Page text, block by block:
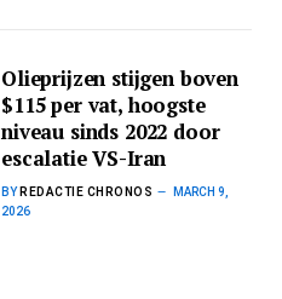
Olieprijzen stijgen boven
$115 per vat, hoogste
niveau sinds 2022 door
escalatie VS-Iran
BY REDACTIE CHRONOS
MARCH 9,
2026